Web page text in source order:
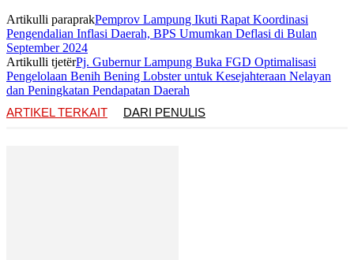
Artikulli paraprakPemprov Lampung Ikuti Rapat Koordinasi
Pengendalian Inflasi Daerah, BPS Umumkan Deflasi di Bulan
September 2024
Artikulli tjetërPj. Gubernur Lampung Buka FGD Optimalisasi
Pengelolaan Benih Bening Lobster untuk Kesejahteraan Nelayan
dan Peningkatan Pendapatan Daerah
ARTIKEL TERKAIT
DARI PENULIS